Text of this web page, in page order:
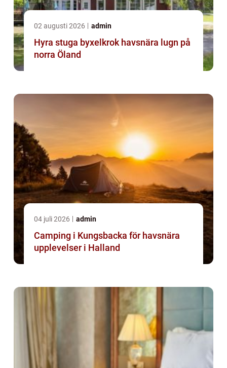
02 augusti 2026 admin
Hyra stuga byxelkrok havsnära lugn på
norra Öland
04 juli 2026 admin
Camping i Kungsbacka för havsnära
upplevelser i Halland